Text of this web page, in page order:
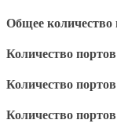
Общее количество
Количество
Количество
Количество